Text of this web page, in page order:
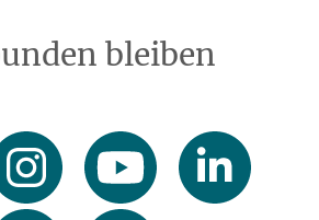
bleiben